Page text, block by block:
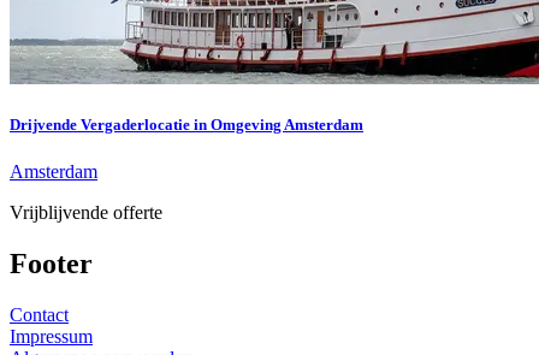
Drijvende Vergaderlocatie in Omgeving Amsterdam
Amsterdam
Vrijblijvende offerte
Footer
Contact
Impressum